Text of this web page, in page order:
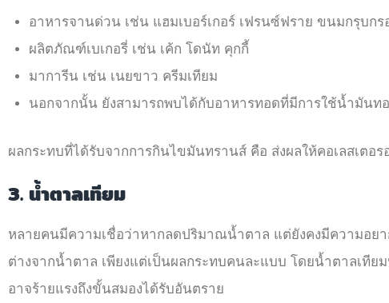
อาหารจานด่วน เช่น แฮมเบอร์เกอร์ เฟรนซ์ฟราย ขนมกรุบกร
ผลิตภัณฑ์เบเกอรี่ เช่น เค้ก โดนัท คุกกี้
มาการีน เช่น เนยขาว ครีมเทียม
นอกจากนั้น ยังสามารถพบได้กับอาหารทอดที่มีการใช้น้ำมันท
ผลกระทบที่ได้รับจากการกินไขมันทรานส์ คือ ส่งผลให้คอเลสเตอ
3. น้ำตาลเทียม
หลายคนมีความเชื่อว่าหากลดปริมาณน้ำตาล แต่ยังคงมีความอย
ต่างจากน้ำตาล เพียงแต่เป็นผลกระทบคนละแบบ โดยน้ำตาลเทีย
อาจร้ายแรงถึงขั้นสมองได้รับอันตราย